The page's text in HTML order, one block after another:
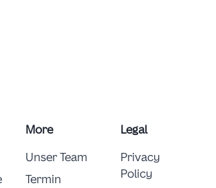
More
Unser Team
Termin
Legal
Privacy
Policy